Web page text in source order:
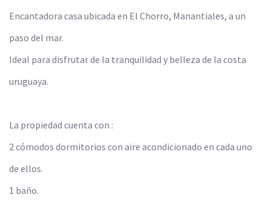
Encantadora casa ubicada en El Chorro, Manantiales, a un
paso del mar.
Ideal para disfrutar de la tranquilidad y belleza de la costa
uruguaya.
La propiedad cuenta con :
2 cómodos dormitorios con aire acondicionado en cada uno
de ellos.
1 baño.